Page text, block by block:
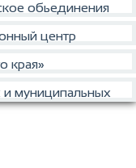
обьединения
центр
края»
и муниципальных